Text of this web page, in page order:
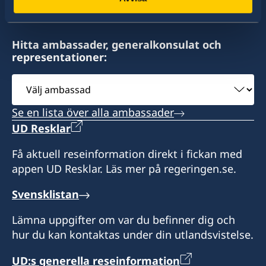
Hitta ambassader, generalkonsulat och
representationer:
Välj
ambassad
Se en lista över alla ambassader
UD Resklar
Få aktuell reseinformation direkt i fickan med
appen UD Resklar. Läs mer på regeringen.se.
Svensklistan
Lämna uppgifter om var du befinner dig och
hur du kan kontaktas under din utlandsvistelse.
UD:s generella reseinformation